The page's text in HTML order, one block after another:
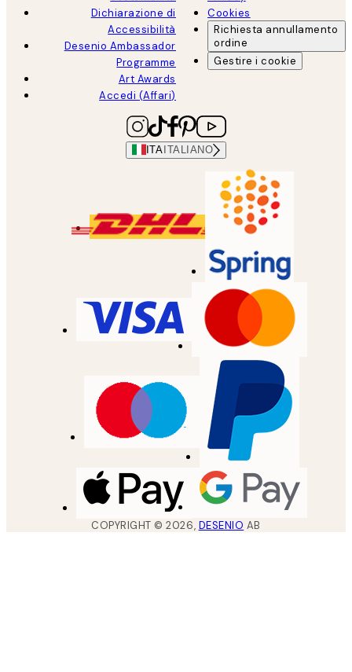
Dichiarazione di
Accessibilità
Desenio Ambassador
Programme
Art Awards
Accedi (Affari)
Cookies
Richiesta annullamento
ordine
Gestire i cookie
ITA ITALIANO
COPYRIGHT ©2026, DESENIO AB